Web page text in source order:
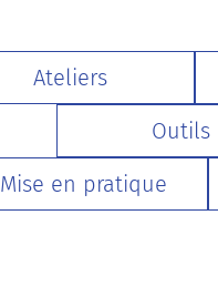
Ateliers
Outils
Mise en pratique